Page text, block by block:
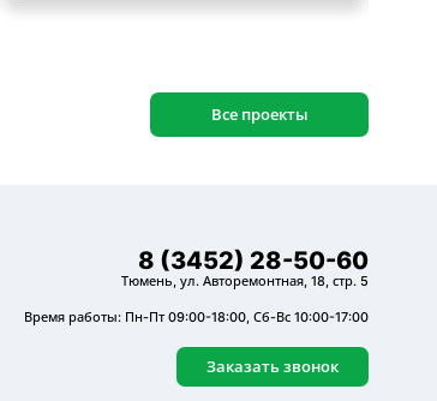
Все проекты
8 (3452) 28-50-60
Тюмень, ул. Авторемонтная, 18, стр. 5
Время работы: Пн-Пт 09:00-18:00, Сб-Вс 10:00-17:00
Заказать звонок